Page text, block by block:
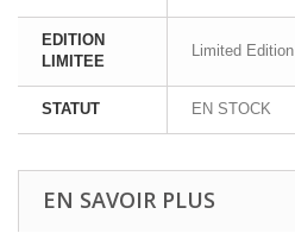
EDITION
LIMITEE
Limited Edition
STATUT EN STOCK
EN SAVOIR PLUS